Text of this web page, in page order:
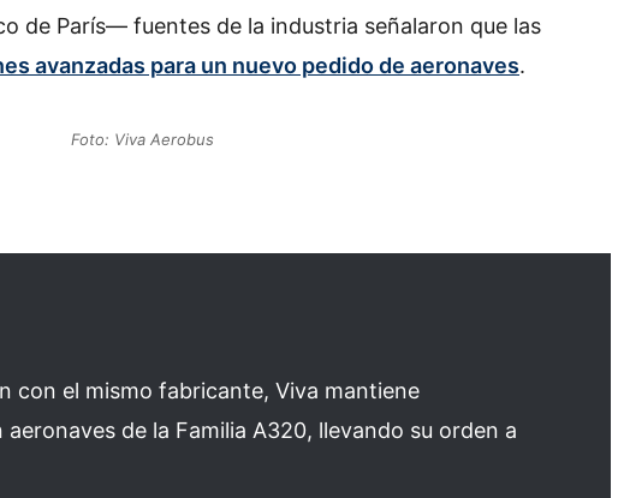
de París— fuentes de la industria señalaron que las
avanzadas para un nuevo pedido de aeronaves.
Foto: Viva Aerobus
con el mismo fabricante, Viva mantiene
de la Familia A320, llevando su orden a